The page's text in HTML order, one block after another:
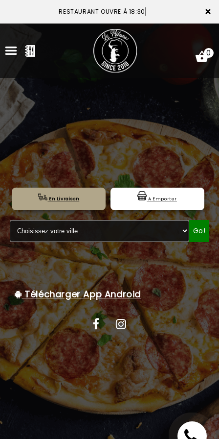
×
RESTAURANT OUVRE À 18:30
ACCUEIL
LA CARTE
VOTRE COMPTE
NOTRE RESTAURANT
VOS AVIS
MENTIONS LÉGALES
C.G.V
0
En Livraison A Emporter
Go!
Télécharger App Android